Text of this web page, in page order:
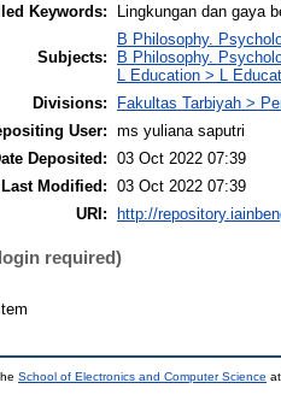
Keywords:
Lingkungan dan gaya
Subjects:
B Philosophy.
B Philosophy.
L Education > L
Divisions:
Fakultas Tarbiyah >
User:
ms yuliana saputri
Deposited:
03 Oct 2022 07:39
Last Modified: 03 Oct 2022 07:39
URI:
http://
required)
School of Electronics and Computer Science